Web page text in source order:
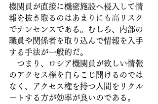
機関員が直接に機密施設へ侵入して情
報を抜き取るのはあまりにも高リスク
でナンセンスである。むしろ、内部の
職員や関係者を取り込んで情報を入手
する手法が一般的だ。
つまり、ロシア機関員が欲しい情報
のアクセス権を自らこじ開けるのでは
なく、アクセス権を持つ人間をリクル
ートする方が効率が良いのである。